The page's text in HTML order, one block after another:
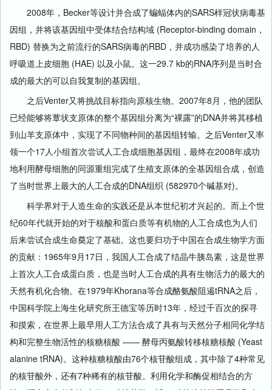
2008年，Becker等设计并合成了蝙蝠体内的SARS样冠状病毒基
因组，并将该基因组中受体结合结构域 (Receptor-binding domain，
RBD) 替换为之前流行的SARS病毒的RBD，并成功感染了培养的人
呼吸道上皮细胞 (HAE) 以及小鼠。这一29.7 kb的RNA序列是当时合
成的最大的可以自我复制的基因组。
之后Venter又将挑战目标指向原核生物。2007年8月，他的团队
已经能够将蕈状支原体的整个基因组分离为“裸露”的DNA并将其移植
到山羊支原体中，实现了不同物种间的基因组转输。之后Venter又率
领一个17人小组首次尝试人工合成细胞基因组，最终在2008年成功
地利用酵母细胞的同源重组完成了生殖支原体的全基因组合成，创造
了当时世界上最大的人工合成的DNA组织 (582970个碱基对)。
科学界对于人造生命的实践还是从本世纪初才兴起的。而上个世
纪60年代就开始的对于核酸和蛋白质等有机物的人工合成也为人们
后来尝试合成生命奠定了基础。这也要归功于中国在合成生物学方面
的贡献：1965年9月17日，我国人工合成了结晶牛胰岛素，这是世界
上首次人工合成蛋白质，也是当时人工合成的具有生物活力的最大的
天然有机化合物。在1979年Khorana等合成酪氨酸阻遏tRNA之后，
中国科学院上海生化研究所王德宝等历时13年，经过千百次的探寻
和摸索，在世界上最早用人工方法合成了具有与天然分子相同化学结
构和完整生物活性的核糖核酸 —— 酵母丙氨酸转移核糖核酸 (Yeast
alanine tRNA)。这种核糖核酸由76个核苷酸组成，其中除了4种常见
的核苷酸外，还有7种稀有的核苷酸。利用化学和酶促相结合的方